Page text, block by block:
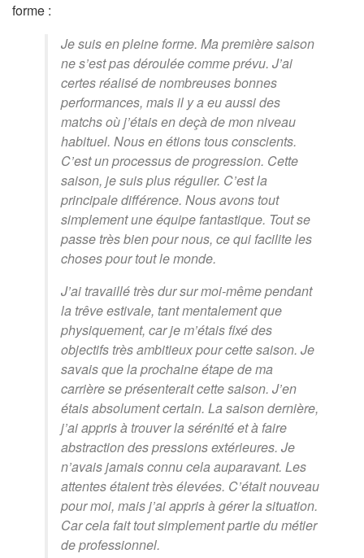
forme :
Je suis en pleine forme. Ma première saison
ne s’est pas déroulée comme prévu. J’ai
certes réalisé de nombreuses bonnes
performances, mais il y a eu aussi des
matchs où j’étais en deçà de mon niveau
habituel. Nous en étions tous conscients.
C’est un processus de progression. Cette
saison, je suis plus régulier. C’est la
principale différence. Nous avons tout
simplement une équipe fantastique. Tout se
passe très bien pour nous, ce qui facilite les
choses pour tout le monde.
J’ai travaillé très dur sur moi-même pendant
la trêve estivale, tant mentalement que
physiquement, car je m’étais fixé des
objectifs très ambitieux pour cette saison. Je
savais que la prochaine étape de ma
carrière se présenterait cette saison. J’en
étais absolument certain. La saison dernière,
j’ai appris à trouver la sérénité et à faire
abstraction des pressions extérieures. Je
n’avais jamais connu cela auparavant. Les
attentes étaient très élevées. C’était nouveau
pour moi, mais j’ai appris à gérer la situation.
Car cela fait tout simplement partie du métier
de professionnel.